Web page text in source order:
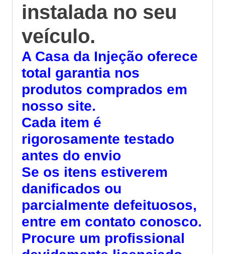
instalada no seu
veículo.
A Casa da Injeção oferece
total garantia nos
produtos comprados em
nosso site.
Cada item é
rigorosamente testado
antes do envio
Se os itens estiverem
danificados ou
parcialmente defeituosos,
entre em contato conosco.
Procure um profissional